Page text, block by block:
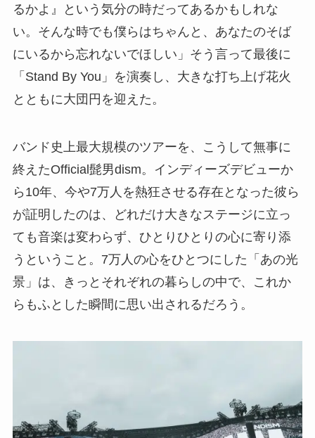
るかよ』という気分の時だってあるかもしれな
い。そんな時でも僕らはちゃんと、あなたのそば
にいるから忘れないでほしい」そう言って最後に
「Stand By You」を演奏し、大きな打ち上げ花火
とともに大団円を迎えた。
バンド史上最大規模のツアーを、こうして無事に
終えたOfficial髭男dism。インディーズデビューか
ら10年、今や7万人を熱狂させる存在となった彼ら
が証明したのは、どれだけ大きなステージに立っ
ても音楽は変わらず、ひとりひとりの心に寄り添
うということ。7万人の心をひとつにした「あの光
景」は、きっとそれぞれの暮らしの中で、これか
らもふとした瞬間に思い出されるだろう。